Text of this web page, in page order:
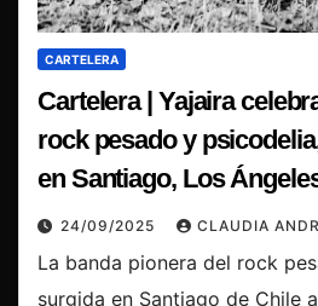
CARTELERA
Cartelera | Yajaira
rock pesado y
en Santiago, Los
24/09/2025 CLAUDIA
La banda pionera del rock
surgida en Santiago de Chile